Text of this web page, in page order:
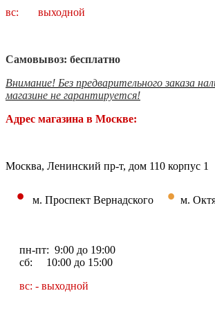
вс: выходной
Самовывоз: бесплатно
Внимание! Без предварительного заказа
магазине не гарантируется!
Адрес магазина в Москве:
Москва, Ленинский пр-т, дом 110 корпус 1
• м. Проспект Вернадского • м.
пн-пт: 9:00 до 19:00
сб: 10:00 до 15:00
вс: - выходной